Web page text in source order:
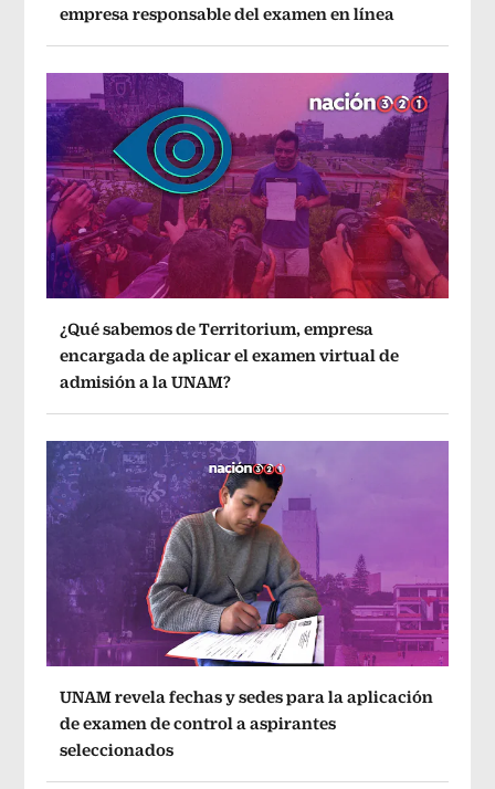
empresa responsable del examen en línea
¿Qué sabemos de Territorium, empresa
encargada de aplicar el examen virtual de
admisión a la UNAM?
UNAM revela fechas y sedes para la aplicación
de examen de control a aspirantes
seleccionados